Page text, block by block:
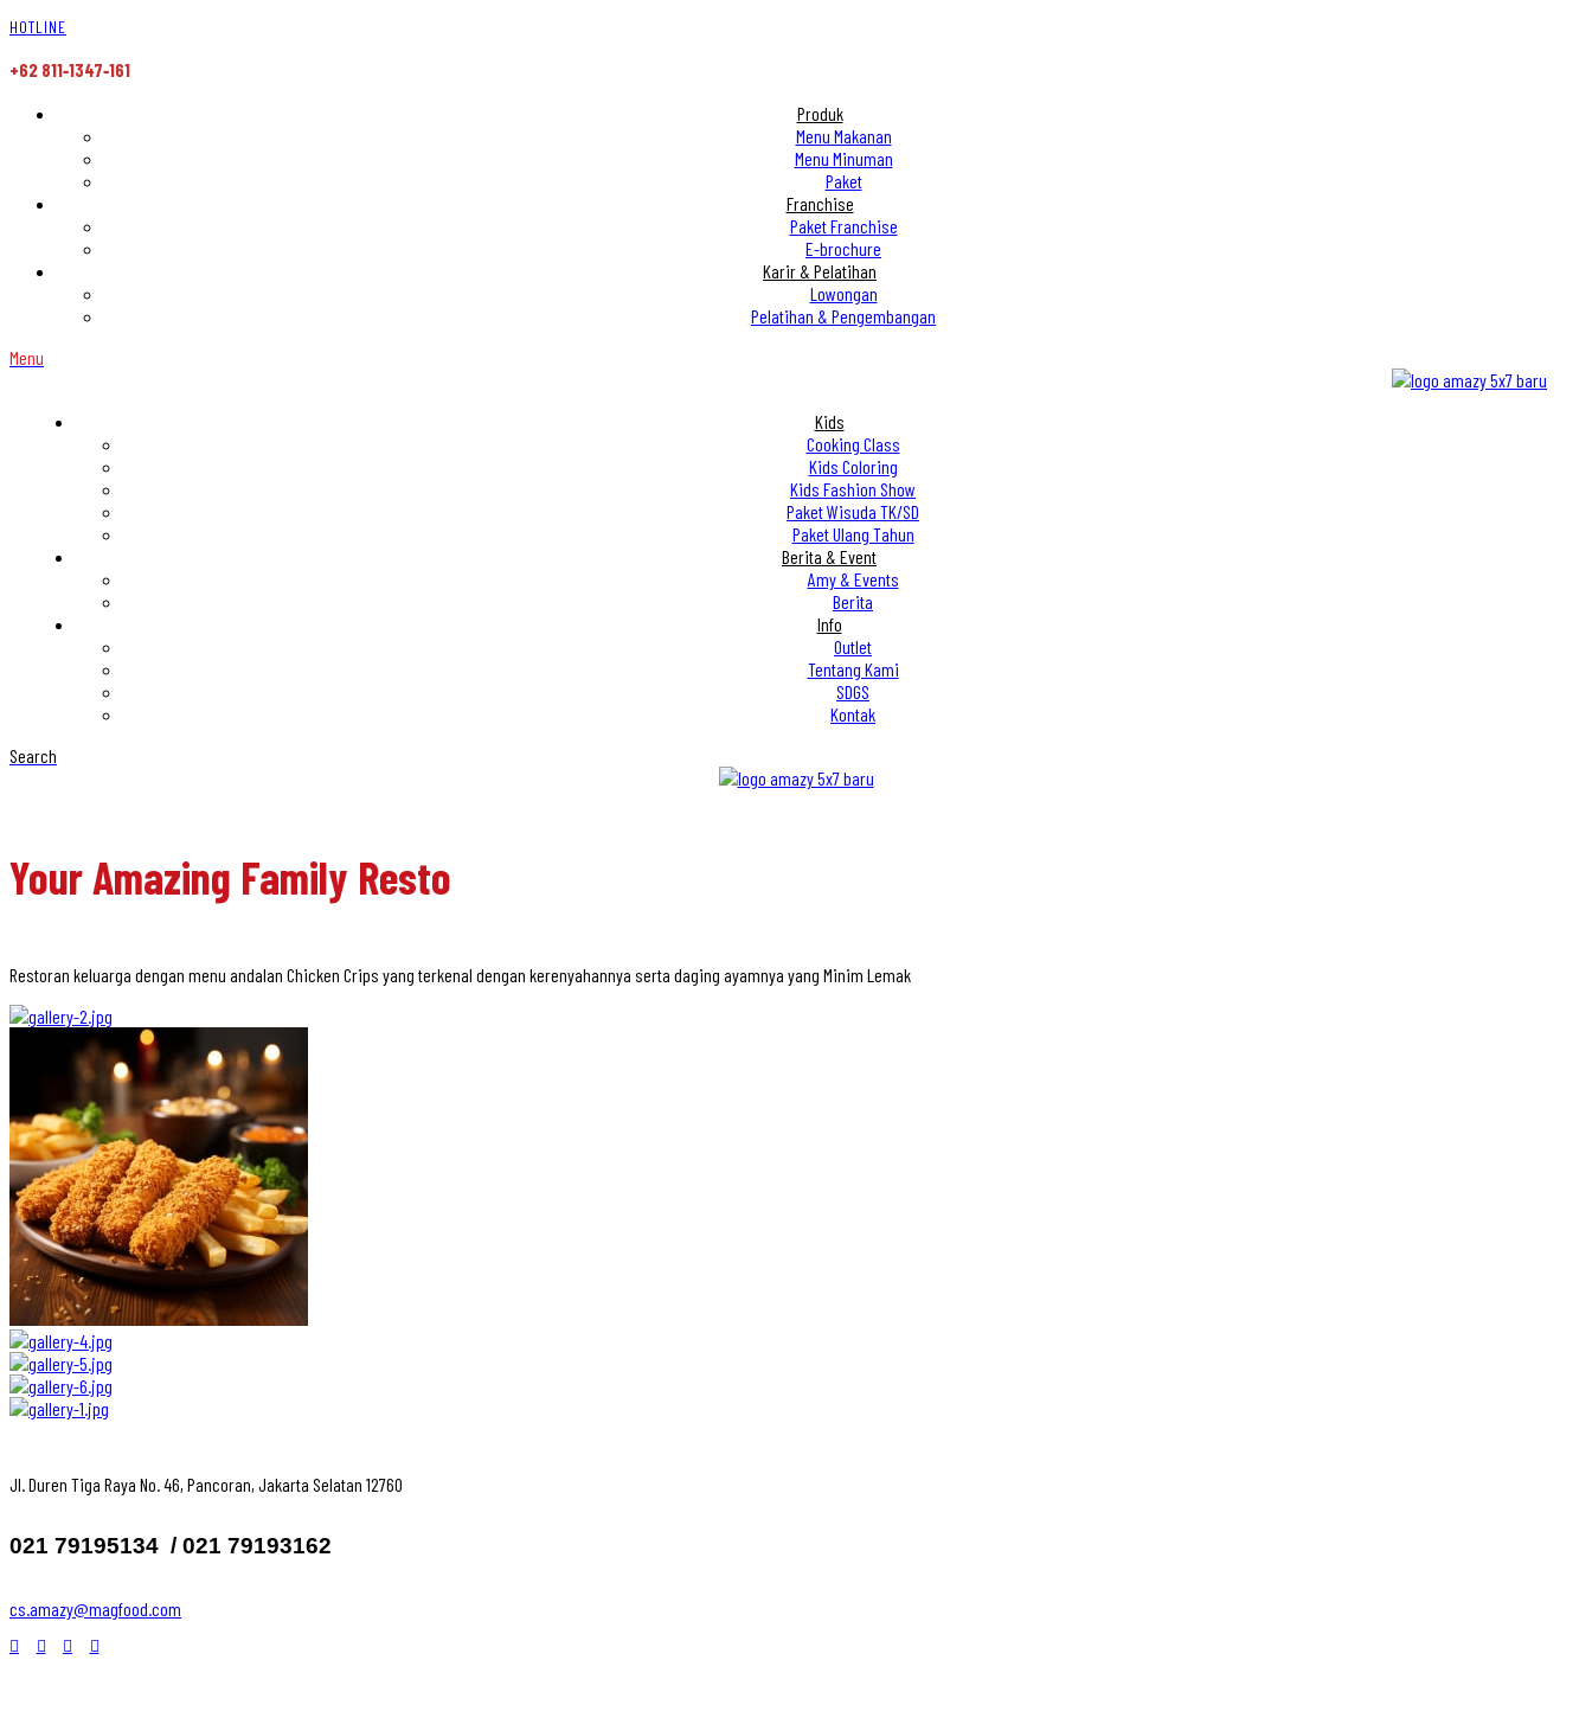
HOTLINE
+62 811‑1347‑161
Produk
Menu Makanan
Menu Minuman
Paket
Franchise
Paket Franchise
E-brochure
Karir & Pelatihan
Lowongan
Pelatihan & Pengembangan
Menu
Kids
Cooking Class
Kids Coloring
Kids Fashion Show
Paket Wisuda TK/SD
Paket Ulang Tahun
Berita & Event
Amy & Events
Berita
Info
Outlet
Tentang Kami
SDGS
Kontak
Search
Your Amazing Family Resto
Restoran keluarga dengan menu andalan Chicken Crips yang terkenal dengan kerenyahannya serta daging ayamnya yang Minim Lemak
Jl. Duren Tiga Raya No. 46, Pancoran, Jakarta Selatan 12760
021 79195134 ‎ / 021 79193162
cs.amazy@magfood.com